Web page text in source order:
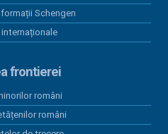
Schengen
frontierei
români
români